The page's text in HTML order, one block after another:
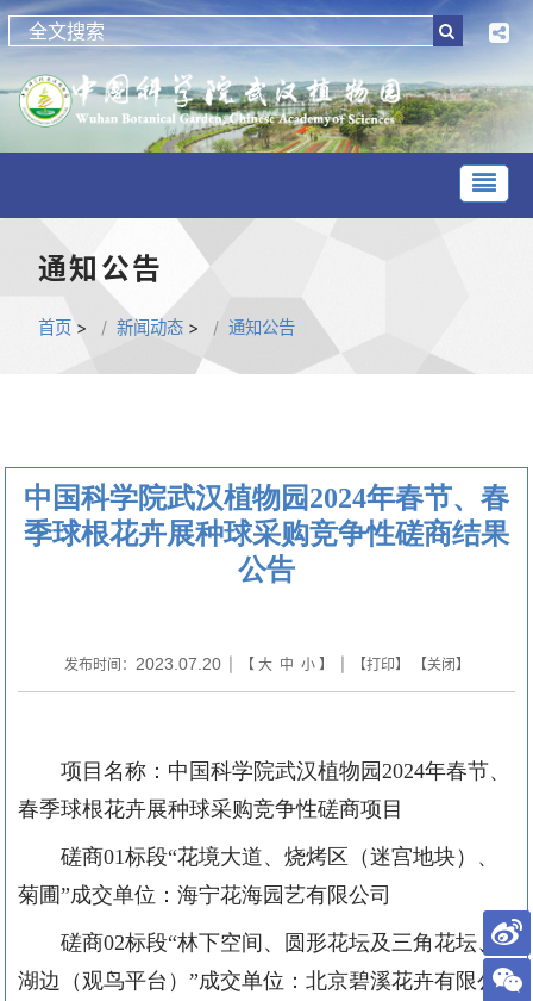
通知公告
首页 > 新闻动态 > 通知公告
中国科学院武汉植物园2024年春节、春
季球根花卉展种球采购竞争性磋商结果
公告
发布时间： 2023.07.20| 【 大 中 小】 | 【打印】 【关闭】
项目名称：中国科学院武汉植物园 2024年春节、
春季球根花卉展种球采购竞争性磋商项目
磋商01标段“花境大道、烧烤区（迷宫地块）、
菊圃”成交单位： 海宁花海园艺有限公司
磋商02标段“林下空间、圆形花坛及三角花坛、
湖边（观鸟平台）”成交单位：北京碧溪花卉有限公